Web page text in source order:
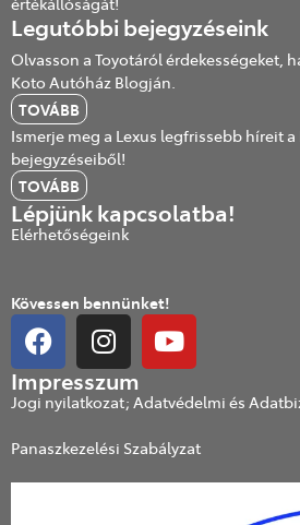
Legutóbbi bejegyzéseink
Olvasson a Toyotáról érdekességeket,
Koto Autóház Blogján.
TOVÁBB
Ismerje meg a Lexus legfrissebb híreit
bejegyzéseiből!
TOVÁBB
Lépjünk kapcsolatba!
Elérhetőségeink
Kövessen bennünket!
Impresszum
Jogi nyilatkozat; Adatvédelmi és
Panaszkezelési Szabályzat